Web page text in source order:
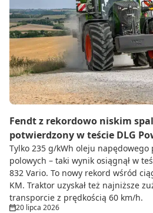
Fendt z rekordowo niskim
potwierdzony w teście DLG
Tylko 235 g/kWh oleju napędowego
polowych – taki wynik osiągnął w
832 Vario. To nowy rekord wśród
KM. Traktor uzyskał też najniższe
transporcie z prędkością 60 km/h.
20 lipca 2026